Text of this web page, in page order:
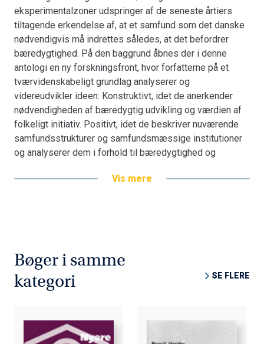
eksperimentalzoner udspringer af de seneste årtiers
tiltagende erkendelse af, at et samfund som det danske
nødvendigvis må indrettes således, at det befordrer
bæredygtighed. På den baggrund åbnes der i denne
antologi en ny forskningsfront, hvor forfatterne på et
tværvidenskabeligt grundlag analyserer og
videreudvikler ideen: Konstruktivt, idet de anerkender
nødvendigheden af bæredygtig udvikling og værdien af
folkeligt initiativ. Positivt, idet de beskriver nuværende
samfundsstrukturer og samfundsmæssige institutioner
og analyserer dem i forhold til bæredygtighed og
værdigrundlag og peger på, i hvilken retning den
Holm Ingemann, Klaus Lindegaard, Henrik Lund, Hanne W.
Tanvig
Vis mere
Bøger i samme
kategori
SE FLERE